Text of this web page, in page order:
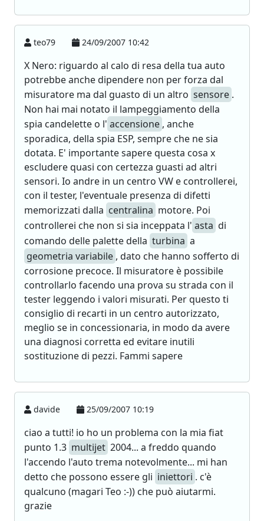
teo79 24/09/2007 10:42
X Nero: riguardo al calo di resa della tua auto
potrebbe anche dipendere non per forza dal
misuratore ma dal guasto di un altro sensore .
Non hai mai notato il lampeggiamento della
spia candelette o l' accensione , anche
sporadica, della spia ESP, sempre che ne sia
dotata. E' importante sapere questa cosa x
escludere quasi con certezza guasti ad altri
sensori. Io andre in un centro VW e controllerei,
con il tester, l'eventuale presenza di difetti
memorizzati dalla centralina motore. Poi
controllerei che non si sia inceppata l' asta di
comando delle palette della turbina a
geometria variabile , dato che hanno sofferto di
corrosione precoce. Il misuratore è possibile
controllarlo facendo una prova su strada con il
tester leggendo i valori misurati. Per questo ti
consiglio di recarti in un centro autorizzato,
meglio se in concessionaria, in modo da avere
una diagnosi corretta ed evitare inutili
sostituzione di pezzi. Fammi sapere
davide 25/09/2007 10:19
ciao a tutti! io ho un problema con la mia fiat
punto 1.3 multijet 2004... a freddo quando
l'accendo l'auto trema notevolmente... mi han
detto che possono essere gli iniettori . c'è
qualcuno (magari Teo :-)) che può aiutarmi.
grazie